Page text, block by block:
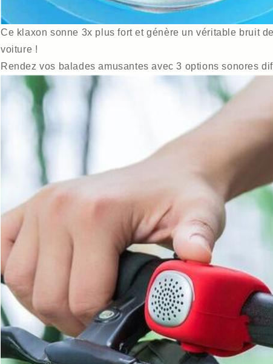
Ce klaxon sonne 3x plus fort et génère un véritable bruit
voiture !
Rendez vos balades amusantes avec 3 options sonores